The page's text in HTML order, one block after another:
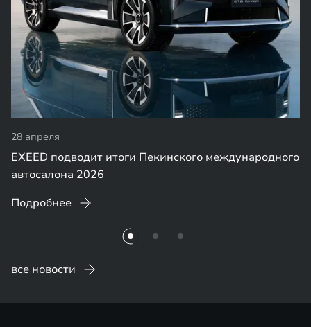
28 апреля
EXEED подводит итоги Пекинского международного
автосалона 2026
Подробнее
все новости